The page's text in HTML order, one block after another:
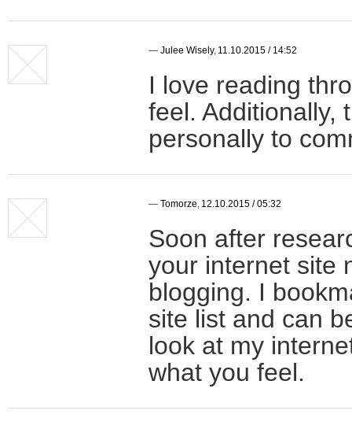
— Julee Wisely, 11.10.2015 / 14:52
I love reading
feel. Additionally,
personally to
— Tomorze 12.10.2015 / 05:32
Soon after
your internet site
blogging. I
site list and can
look at my
what you feel.